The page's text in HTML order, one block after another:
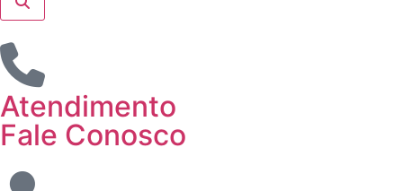
Atendimento
Fale Conosco